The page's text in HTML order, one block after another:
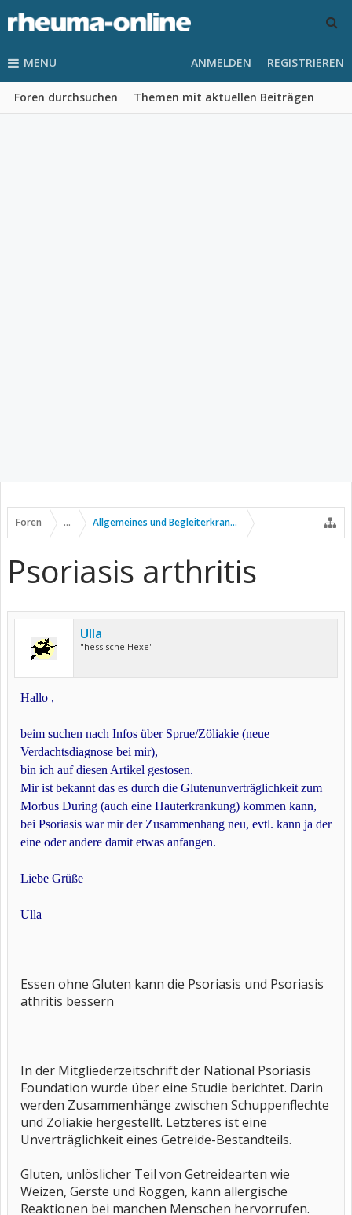
MENU
Foren durchsuchen Themen mit aktuellen Beiträgen
ANMELDEN REGISTRIEREN
Foren ... Allgemeines und Begleiterkrankungen
Psoriasis arthritis
Ulla
"hessische Hexe"
Hallo ,
beim suchen nach Infos über Sprue/Zöliakie (neue
Verdachtsdiagnose bei mir),
bin ich auf diesen Artikel gestosen.
Mir ist bekannt das es durch die Glutenunverträglichkeit zum
Morbus During (auch eine Hauterkrankung) kommen kann,
bei Psoriasis war mir der Zusammenhang neu, evtl. kann ja der
eine oder andere damit etwas anfangen.
Liebe Grüße
Ulla
Essen ohne Gluten kann die Psoriasis und Psoriasis
athritis bessern
In der Mitgliederzeitschrift der National Psoriasis
Foundation wurde über eine Studie berichtet. Darin
werden Zusammenhänge zwischen Schuppenflechte
und Zöliakie hergestellt. Letzteres ist eine
Unverträglichkeit eines Getreide-Bestandteils.
Gluten, unlöslicher Teil von Getreidearten wie
Weizen, Gerste und Roggen, kann allergische
Reaktionen bei manchen Menschen hervorrufen.